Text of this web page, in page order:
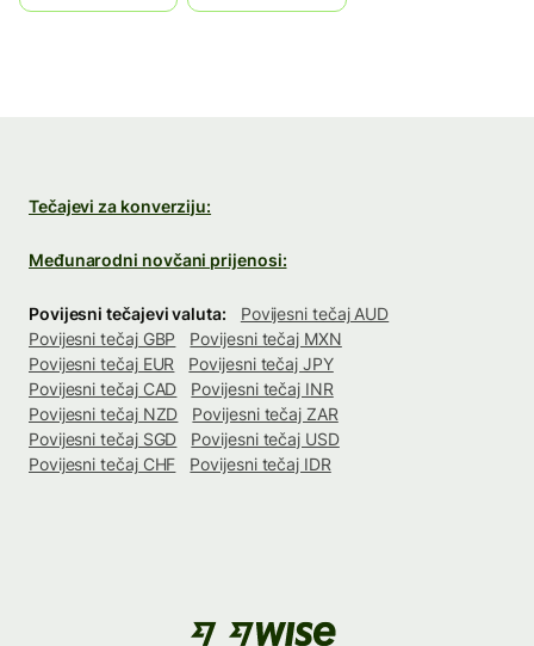
Tečajevi za konverziju:
Međunarodni novčani prijenosi:
Povijesni tečajevi valuta:
Povijesni tečaj AUD
Povijesni tečaj GBP
Povijesni tečaj MXN
Povijesni tečaj EUR
Povijesni tečaj JPY
Povijesni tečaj CAD
Povijesni tečaj INR
Povijesni tečaj NZD
Povijesni tečaj ZAR
Povijesni tečaj SGD
Povijesni tečaj USD
Povijesni tečaj CHF
Povijesni tečaj IDR